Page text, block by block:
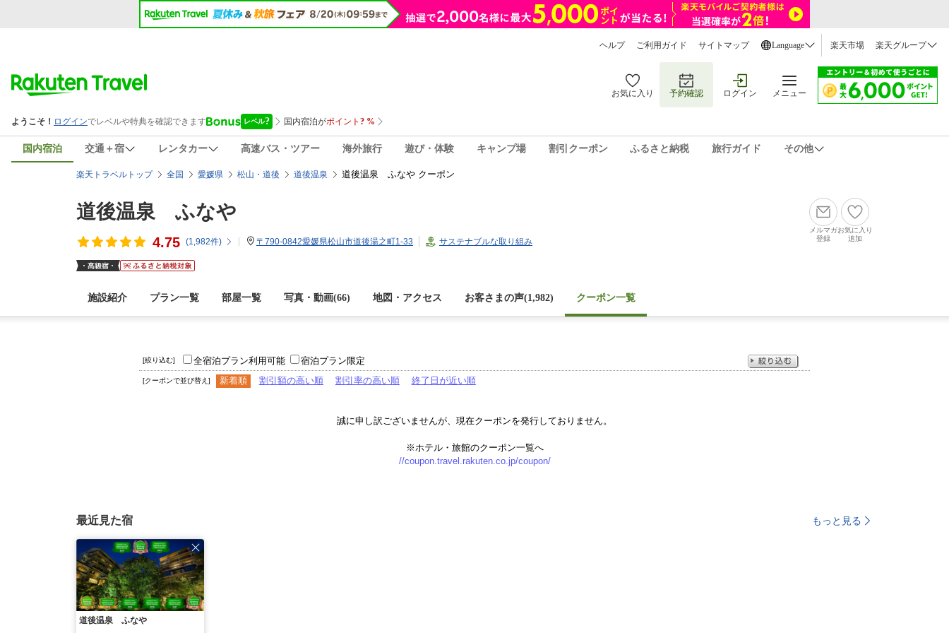
ヘルプ ご利用ガイド サイトマップ Language 楽天市場 楽天グループ
お気に入り 予約確認 ログイン メニュー
国内宿泊 交通＋宿 レンタカー 高速バス・ツアー 海外旅行 遊び・体験 キャンプ場 割引クーポン ふるさと納税 旅行ガイド その他
楽天トラベルトップ 全国 愛媛県 松山・道後 道後温泉 道後温泉 ふなや クーポン
道後温泉 ふなや
4.75 (1,982件) 〒790-0842愛媛県松山市道後湯之町1-33 サステナブルな取り組み
メルマガ
登録
お気に入り
追加
施設紹介 プラン一覧 部屋一覧 写真・動画(66) 地図・アクセス お客さまの声(1,982) クーポン一覧
[絞り込む] 全宿泊プラン利用可能 宿泊プラン限定
[クーポンで並び替え] 新着順 割引額の高い順 割引率の高い順 終了日が近い順
誠に申し訳ございませんが、現在クーポンを発行しておりません。
※ホテル・旅館のクーポン一覧へ
//coupon.travel.rakuten.co.jp/coupon/
最近見た宿 もっと見る
道後温泉 ふなや